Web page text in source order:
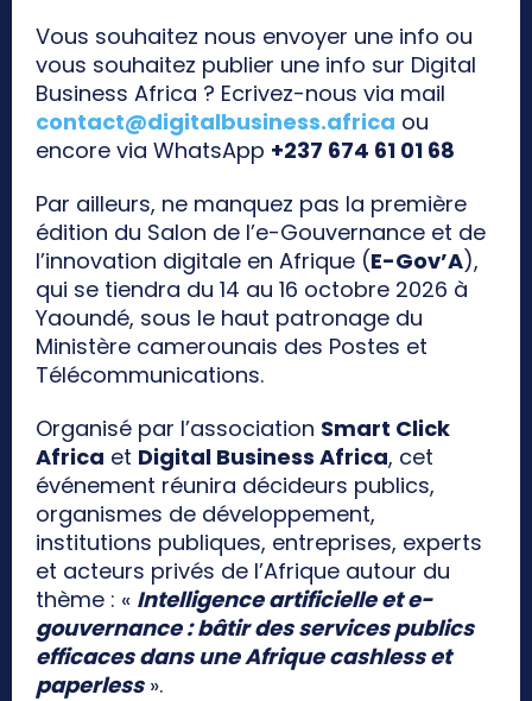
Vous souhaitez nous envoyer une info ou
vous souhaitez publier une info sur Digital
Business Africa ? Ecrivez-nous via mail
contact@digitalbusiness.africa ou
encore via WhatsApp +237 674 61 01 68
Par ailleurs, ne manquez pas la première
édition du Salon de l’e-Gouvernance et de
l’innovation digitale en Afrique (E-Gov’A),
qui se tiendra du 14 au 16 octobre 2026 à
Yaoundé, sous le haut patronage du
Ministère camerounais des Postes et
Télécommunications.
Organisé par l’association Smart Click
Africa et Digital Business Africa, cet
événement réunira décideurs publics,
organismes de développement,
institutions publiques, entreprises, experts
et acteurs privés de l’Afrique autour du
thème : « Intelligence artificielle et e-
gouvernance : bâtir des services publics
efficaces dans une Afrique cashless et
paperless».